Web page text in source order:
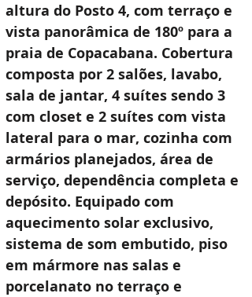
altura do Posto 4, com terraço e
vista panorâmica de 180º para a
praia de Copacabana. Cobertura
composta por 2 salões, lavabo,
sala de jantar, 4 suítes sendo 3
com closet e 2 suítes com vista
lateral para o mar, cozinha com
armários planejados, área de
serviço, dependência completa e
depósito. Equipado com
aquecimento solar exclusivo,
sistema de som embutido, piso
em mármore nas salas e
porcelanato no terraço e